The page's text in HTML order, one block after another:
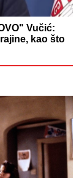
Vučić:
kao što